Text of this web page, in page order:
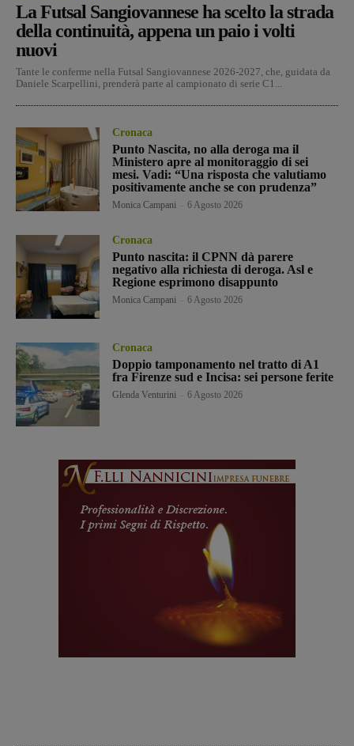
La Futsal Sangiovannese ha scelto la strada
della continuità, appena un paio i volti
nuovi
Tante le conferme nella Futsal Sangiovannese 2026-2027, che, guidata da
Daniele Scarpellini, prenderà parte al campionato di serie C1...
Cronaca
Punto Nascita, no alla deroga ma il
Ministero apre al monitoraggio di sei
mesi. Vadi: “Una risposta che valutiamo
positivamente anche se con prudenza”
Monica Campani 6 Agosto 2026
Cronaca
Punto nascita: il CPNN dà parere
negativo alla richiesta di deroga. Asl e
Regione esprimono disappunto
Monica Campani 6 Agosto 2026
Cronaca
Doppio tamponamento nel tratto di A1
fra Firenze sud e Incisa: sei persone ferite
Glenda Venturini 6 Agosto 2026